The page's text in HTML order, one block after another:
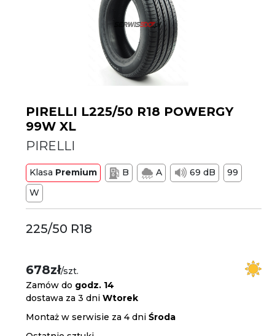
PIRELLI L225/50 R18 POWERGY
99W XL
PIRELLI
Klasa Premium B A 69 dB
99
W
225/50 R18
678zł/szt.
Zamów do godz. 14
dostawa za 3 dniWtorek
Montaż w serwisie za 4 dniŚroda